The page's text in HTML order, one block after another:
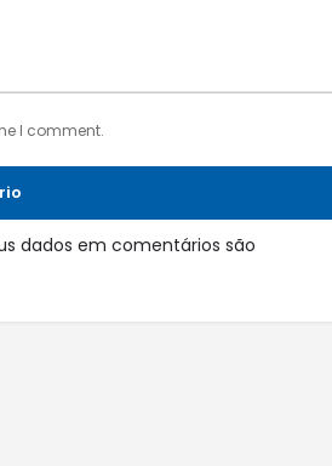
I comment.
dados em comentários são